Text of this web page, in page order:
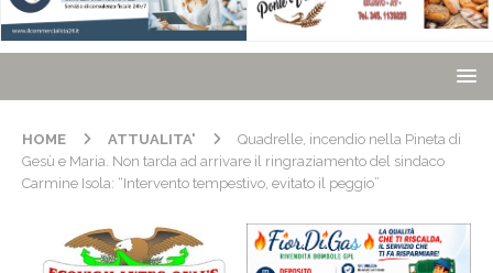
HOME ATTUALITA'
Quadrelle, incendio nella Pineta di
Gesù e Maria. Non tarda ad arrivare il ringraziamento del sindaco
Carmine Isola: “Intervento tempestivo, evitato il peggio”